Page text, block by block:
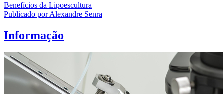
Benefícios da Lipoescultura
Publicado por Alexandre Senra
Informação